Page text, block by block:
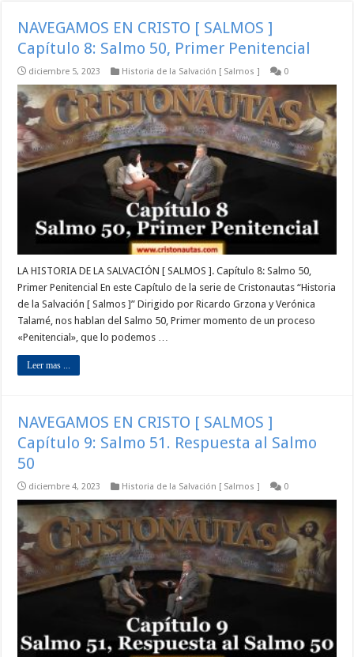
NAVEGAMOS EN CRISTO [ SALMOS ]
Capítulo 8: Salmo 50, Primer Penitencial
diciembre 5, 2023 Historia de la Salvación [ Salmos ] 0
LA HISTORIA DE LA SALVACIÓN [ SALMOS ]. Capítulo 8: Salmo 50,
Primer Penitencial En este Capítulo de la serie de Cristonautas “Historia
de la Salvación [ Salmos ]” Dirigido por Ricardo Grzona y Verónica
Talamé, nos hablan del Salmo 50, Primer momento de un proceso
«Penitencial», que lo podemos …
Leer mas ...
NAVEGAMOS EN CRISTO [ SALMOS ]
Capítulo 9: Salmo 51. Respuesta al Salmo
50
diciembre 4, 2023 Historia de la Salvación [ Salmos ] 0